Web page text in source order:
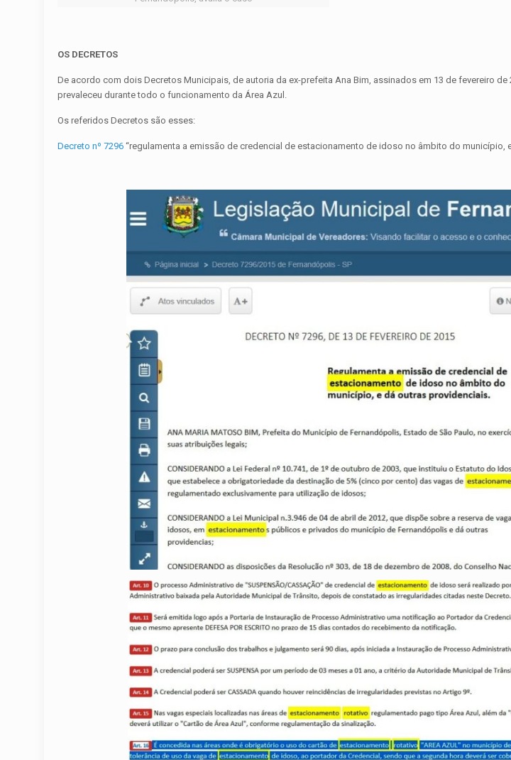
OS DECRETOS
De acordo com dois Decretos Municipais, de autoria da ex-prefeita Ana Bim, assinados em 13 de fevereiro de
prevaleceu durante todo o funcionamento da Área Azul.
Os referidos Decretos são esses:
Decreto nº 7296“regulamenta a emissão de credencial de estacionamento de idoso no âmbito do município,